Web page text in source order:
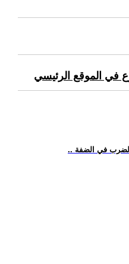
في الموقع الرئيسي
في الضفة